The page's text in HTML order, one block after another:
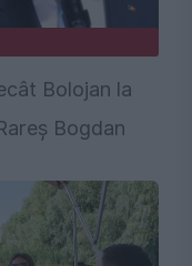
Bolojan la
Bogdan